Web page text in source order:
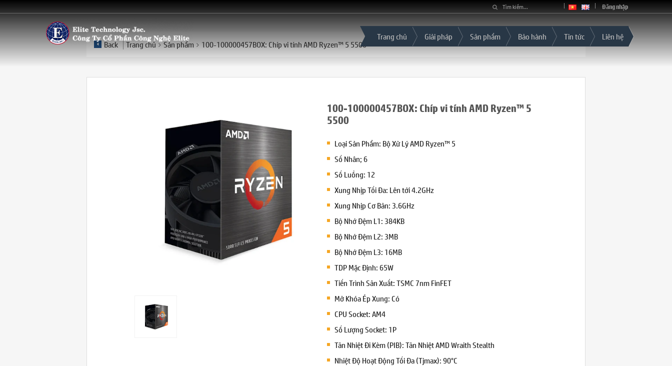
Đăng nhập
Trang chủ Giải pháp Sản phẩm Bảo hành Tin tức Liên hệ
Back Trang chủ Sản phẩm 100-100000457BOX: Chíp vi tính AMD Ryzen™ 5 5500
100-100000457BOX: Chíp vi tính AMD Ryzen™ 5
5500
Loại Sản Phẩm: Bộ Xử Lý AMD Ryzen™ 5
Số Nhân; 6
Số Luồng: 12
Xung Nhịp Tối Đa: Lên tới 4.2GHz
Xung Nhịp Cơ Bản: 3.6GHz
Bộ Nhớ Đệm L1: 384KB
Bộ Nhớ Đệm L2: 3MB
Bộ Nhớ Đệm L3: 16MB
TDP Mặc Định: 65W
Tiến Trình Sản Xuất: TSMC 7nm FinFET
Mở Khóa Ép Xung: Có
CPU Socket: AM4
Số Lượng Socket: 1P
Tản Nhiệt Đi Kèm (PIB): Tản Nhiệt AMD Wraith Stealth
Nhiệt Độ Hoạt Động Tối Đa (Tjmax): 90°C